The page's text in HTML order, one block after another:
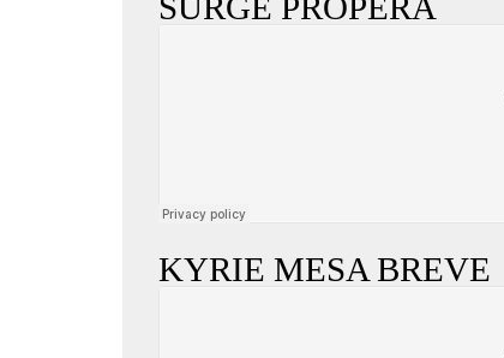
KYRIE MESA BREVE